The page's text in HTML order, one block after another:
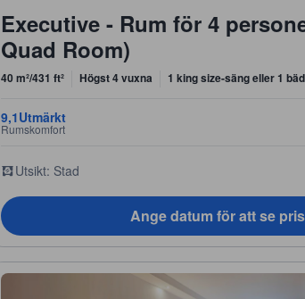
Executive - Rum för 4
Quad Room)
40 m²/431 ft² Högst 4 vuxna 1 king size-säng eller 1
9,1Utmärkt
Rumskomfort
Utsikt: Stad
Ange datum för att se